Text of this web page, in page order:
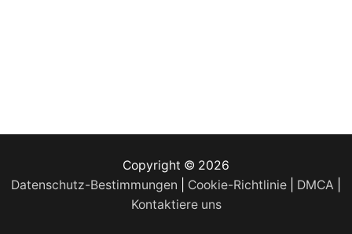
Copyright © 2026
Datenschutz-Bestimmungen
Cookie-Richtlinie DMCA
Kontaktiere uns